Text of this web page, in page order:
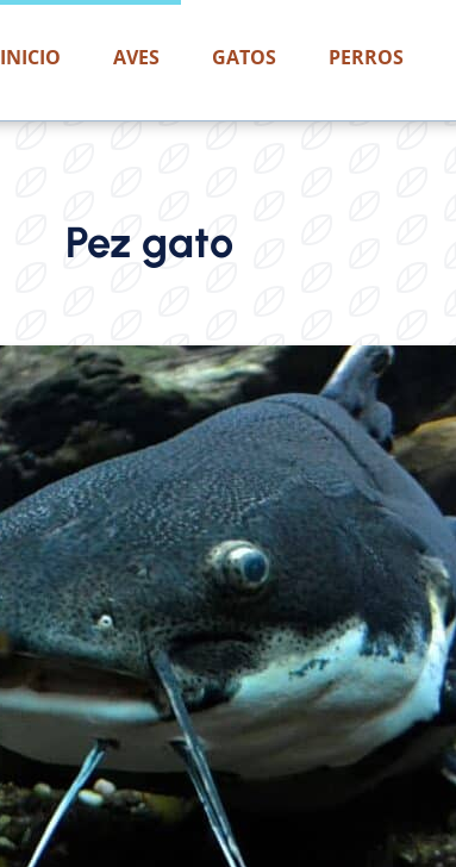
INICIO AVES GATOS PERROS
Pez gato